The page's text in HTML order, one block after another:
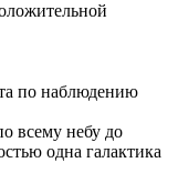
по наблюдению
всему небу до
одна галактика